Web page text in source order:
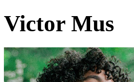
Victor Mus